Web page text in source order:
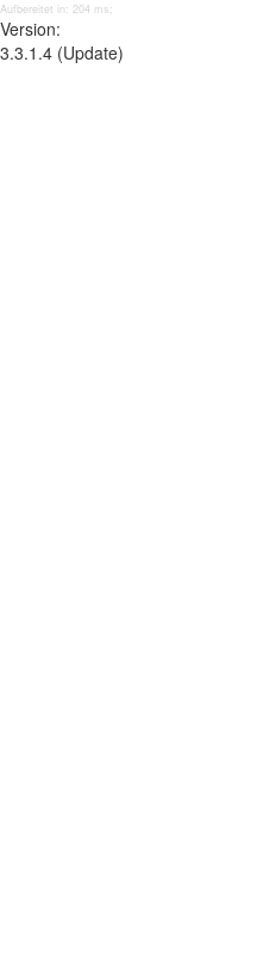
Aufbereitet in: 204 ms;
Version:
3.3.1.4 (Update)